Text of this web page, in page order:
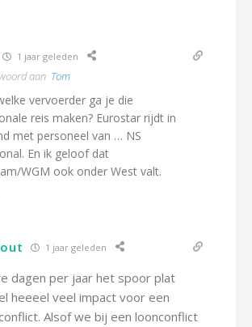
1 jaar geleden
aan Tom
vervoerder ga je die
reis maken? Eurostar rijdt in
met personeel van … NS
En ik geloof dat
WGM ook onder West valt.
1 jaar geleden
dagen per jaar het spoor plat
heeeel veel impact voor een
Alsof we bij een loonconflict